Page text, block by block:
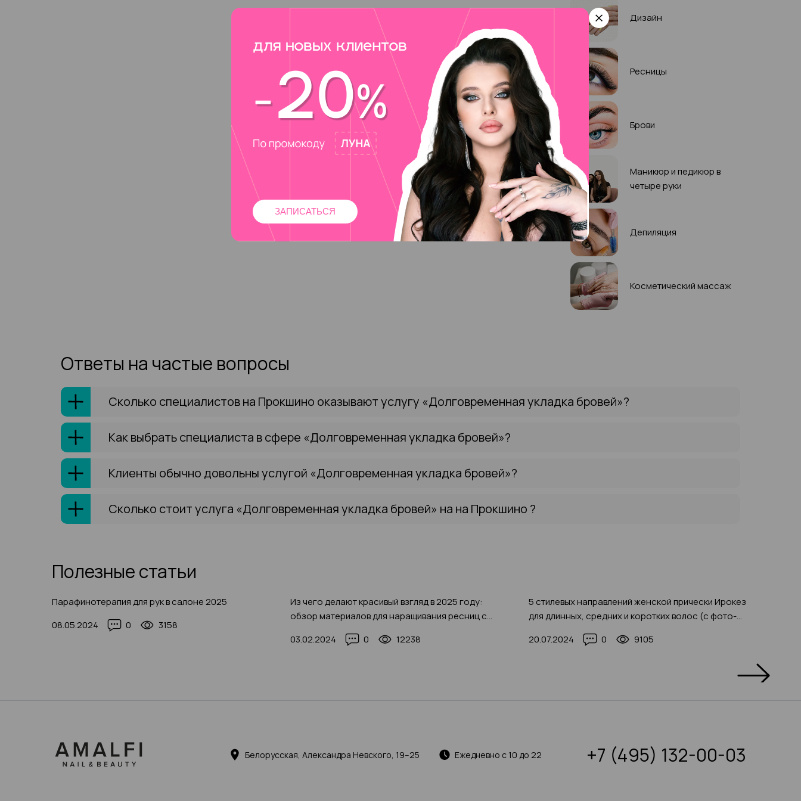
Дизайн
Ресницы
Брови
Маникюр и педикюр в
четыре руки
Депиляция
Косметический массаж
Ответы на частые вопросы
Сколько специалистов на Прокшино оказывают услугу «Долговременная укладка бровей»?
Как выбрать специалиста в сфере «Долговременная укладка бровей»?
Клиенты обычно довольны услугой «Долговременная укладка бровей»?
Сколько стоит услуга «Долговременная укладка бровей» на на Прокшино ?
Полезные статьи
Парафинотерапия для рук в салоне 2025
08.05.2024
0 3158
Из чего делают красивый взгляд в 2025 году:
обзор материалов для наращивания ресниц с
03.02.2024 0 12238
5 стилевых направлений женской прически Ирокез
для длинных, средних и коротких волос (с фото-
20.07.2024 0 9105
Белорусская, Александра Невского, 19–25 Ежедневно с 10 до 22 +7 (495) 132-00-03
ЗАПИСАТЬСЯ